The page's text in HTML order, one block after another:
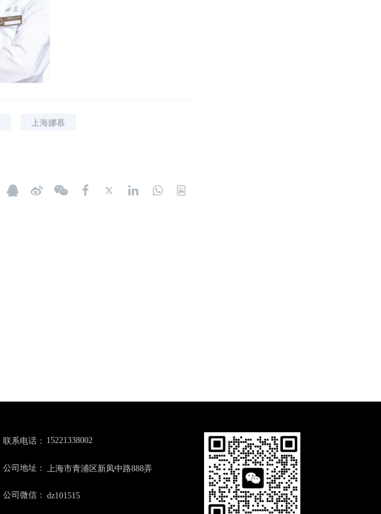
上海娜慕
联系电话：
公司地址：
公司微信：
15221338002
上海市青浦区新凤中路888弄
dz101515